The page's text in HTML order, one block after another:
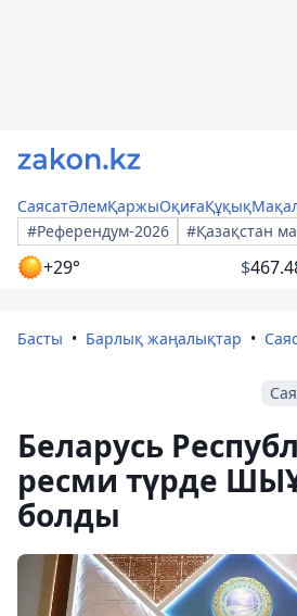
СаясатӘлемҚаржыОқиғаҚұқық
#Референдум-2026
#Қазақстан
+29° $
Басты Барлық жаңалықтар
Беларусь
ресми түрде
болды